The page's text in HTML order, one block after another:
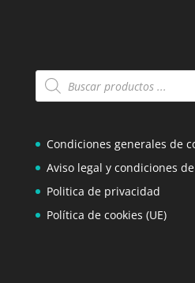
Búsqueda
de
Condiciones generales de
Aviso legal y condiciones
Politica de privacidad
Política de cookies (UE)